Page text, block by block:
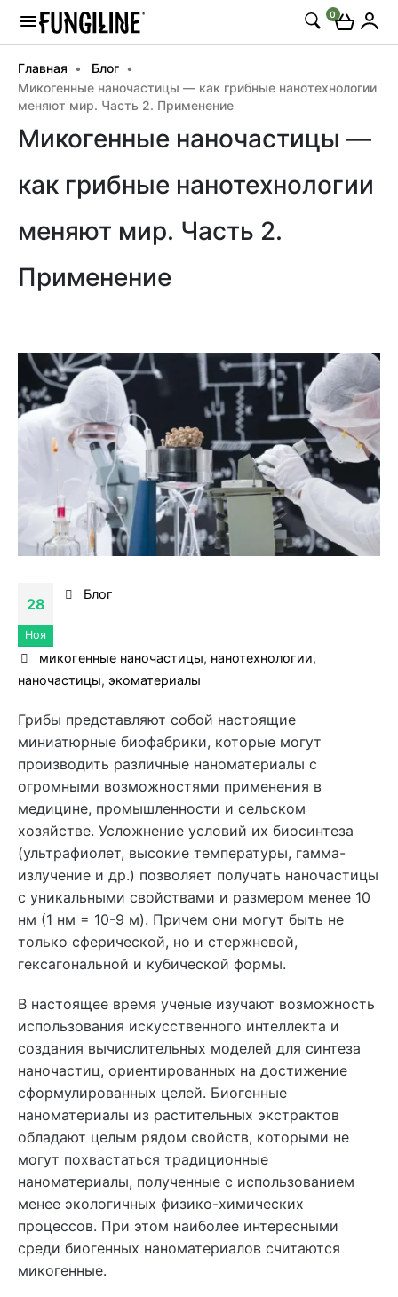
0
Главная
Блог
Микогенные наночастицы — как грибные нанотехнологии
меняют мир. Часть 2. Применение
Микогенные наночастицы —
как грибные нанотехнологии
меняют мир. Часть 2.
Применение
28
Ноя
Блог
микогенные наночастицы, нанотехнологии,
наночастицы, экоматериалы
Грибы представляют собой настоящие
миниатюрные биофабрики, которые могут
производить различные наноматериалы с
огромными возможностями применения в
медицине, промышленности и сельском
хозяйстве. Усложнение условий их биосинтеза
(ультрафиолет, высокие температуры, гамма-
излучение и др.) позволяет получать наночастицы
с уникальными свойствами и размером менее 10
нм (1 нм = 10-9 м). Причем они могут быть не
только сферической, но и стержневой,
гексагональной и кубической формы.
В настоящее время ученые изучают возможность
использования искусственного интеллекта и
создания вычислительных моделей для синтеза
наночастиц, ориентированных на достижение
сформулированных целей. Биогенные
наноматериалы из растительных экстрактов
обладают целым рядом свойств, которыми не
могут похвастаться традиционные
наноматериалы, полученные с использованием
менее экологичных физико-химических
процессов. При этом наиболее интересными
среди биогенных наноматериалов считаются
микогенные.